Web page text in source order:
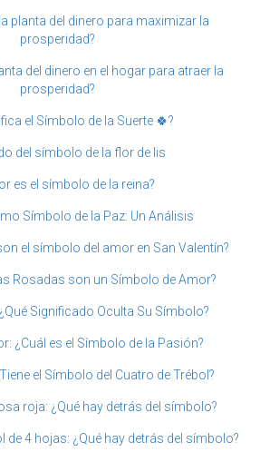
planta del dinero para maximizar la
prosperidad?
del dinero en el hogar para atraer la
prosperidad?
el Símbolo de la Suerte 🍀?
del símbolo de la flor de lis
es el símbolo de la reina?
Símbolo de la Paz: Un Análisis
el símbolo del amor en San Valentín?
Rosadas son un Símbolo de Amor?
Significado Oculta Su Símbolo?
¿Cuál es el Símbolo de la Pasión?
el Símbolo del Cuatro de Trébol?
roja: ¿Qué hay detrás del símbolo?
de 4 hojas: ¿Qué hay detrás del símbolo?